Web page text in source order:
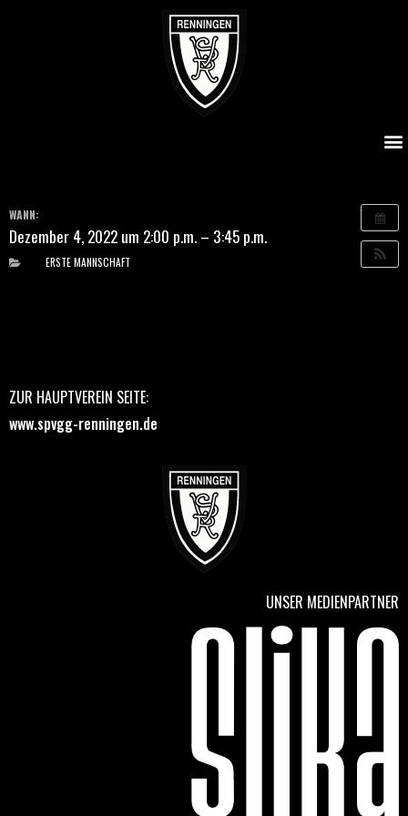
WANN:
Dezember 4, 2022 um 2:00 p.m. – 3:45 p.m.
ERSTE MANNSCHAFT
ZUR HAUPTVEREIN SEITE:
www.spvgg-renningen.de
UNSER MEDIENPARTNER